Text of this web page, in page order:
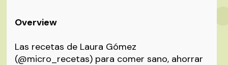
Overview
Las recetas de Laura Gómez
(@micro_recetas) para comer sano, ahorrar